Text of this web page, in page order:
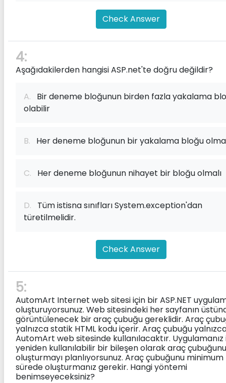
Check Answer
4:
Aşağıdakilerden hangisi ASP.net'te doğru değildir?
A. Bir deneme bloğunun birden fazla yakalama
olabilir
B. Her deneme bloğunun bir yakalama bloğu
C. Her deneme bloğunun nihayet bir bloğu olmalı
D. Tüm istisna sınıfları System.exception'dan
türetilmelidir.
Check Answer
5:
AutomArt Internet web sitesi için bir ASP.NET
oluşturuyorsunuz. Web sitesindeki her sayfanın
görüntülenecek bir araç çubuğu gereklidir. Araç
yalnızca statik HTML kodu içerir. Araç çubuğu
AutomArt web sitesinde kullanılacaktır. Uygulamanız
yeniden kullanılabilir bir bileşen olarak araç çubuğunu
oluşturmayı planlıyorsunuz. Araç çubuğunu
sürede oluşturmanız gerekir. Hangi yöntemi
benimseyeceksiniz?